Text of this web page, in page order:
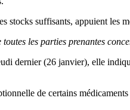
stocks suffisants, appuient les
les parties prenantes
dernier (26 janvier), elle
de certains